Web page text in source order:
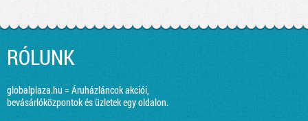
RÓLUNK
globalplaza.hu = Áruházláncok akciói,
bevásárlóközpontok és üzletek egy oldalon.